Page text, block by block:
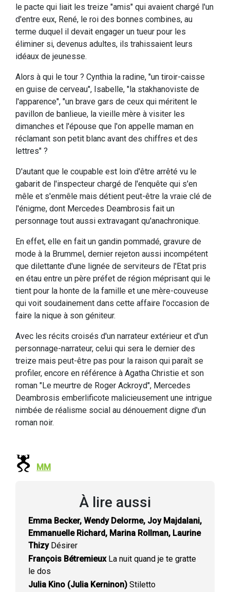
le pacte qui liait les treize "amis" qui avaient chargé l'un
d'entre eux, René, le roi des bonnes combines, au
terme duquel il devait engager un tueur pour les
éliminer si, devenus adultes, ils trahissaient leurs
idéaux de jeunesse.
Alors à qui le tour ? Cynthia la radine, "un tiroir-caisse
en guise de cerveau", Isabelle, "la stakhanoviste de
l'apparence", "un brave gars de ceux qui méritent le
pavillon de banlieue, la vieille mère à visiter les
dimanches et l'épouse que l'on appelle maman en
réclamant son petit blanc avant des chiffres et des
lettres" ?
D'autant que le coupable est loin d'être arrêté vu le
gabarit de l'inspecteur chargé de l'enquête qui s'en
mêle et s'enmêle mais détient peut-être la vraie clé de
l'énigme, dont Mercedes Deambrosis fait un
personnage tout aussi extravagant qu'anachronique.
En effet, elle en fait un gandin pommadé, gravure de
mode à la Brummel, dernier rejeton aussi incompétent
que dilettante d'une lignée de serviteurs de l'Etat pris
en étau entre un père préfet de région méprisant qui le
tient pour la honte de la famille et une mère-couveuse
qui voit soudainement dans cette affaire l'occasion de
faire la nique à son géniteur.
Avec les récits croisés d'un narrateur extérieur et d'un
personnage-narrateur, celui qui sera le dernier des
treize mais peut-être pas pour la raison qui paraît se
profiler, encore en référence à Agatha Christie et son
roman "Le meurtre de Roger Ackroyd", Mercedes
Deambrosis emberlificote malicieusement une intrigue
nimbée de réalisme social au dénouement digne d'un
roman noir.
MM
À lire aussi
Emma Becker, Wendy Delorme, Joy Majdalani,
Emmanuelle Richard, Marina Rollman, Laurine
ThizyDésirer
François BétremieuxLa nuit quand je te gratte
le dos
Julia Kino (Julia Kerninon) Stiletto